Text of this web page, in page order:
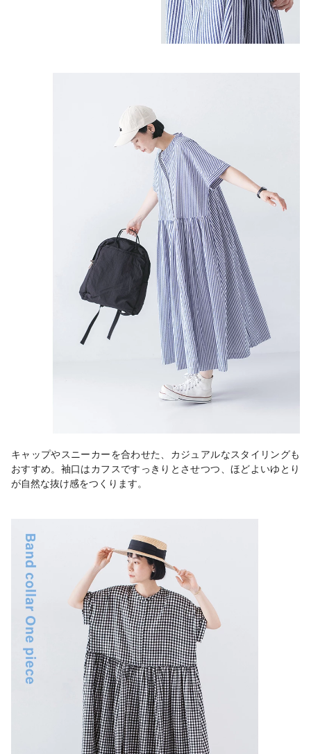
キャップやスニーカーを合わせた、カジュアルなスタイリングも
おすすめ。袖口はカフスですっきりとさせつつ、ほどよいゆとり
が自然な抜け感をつくります。